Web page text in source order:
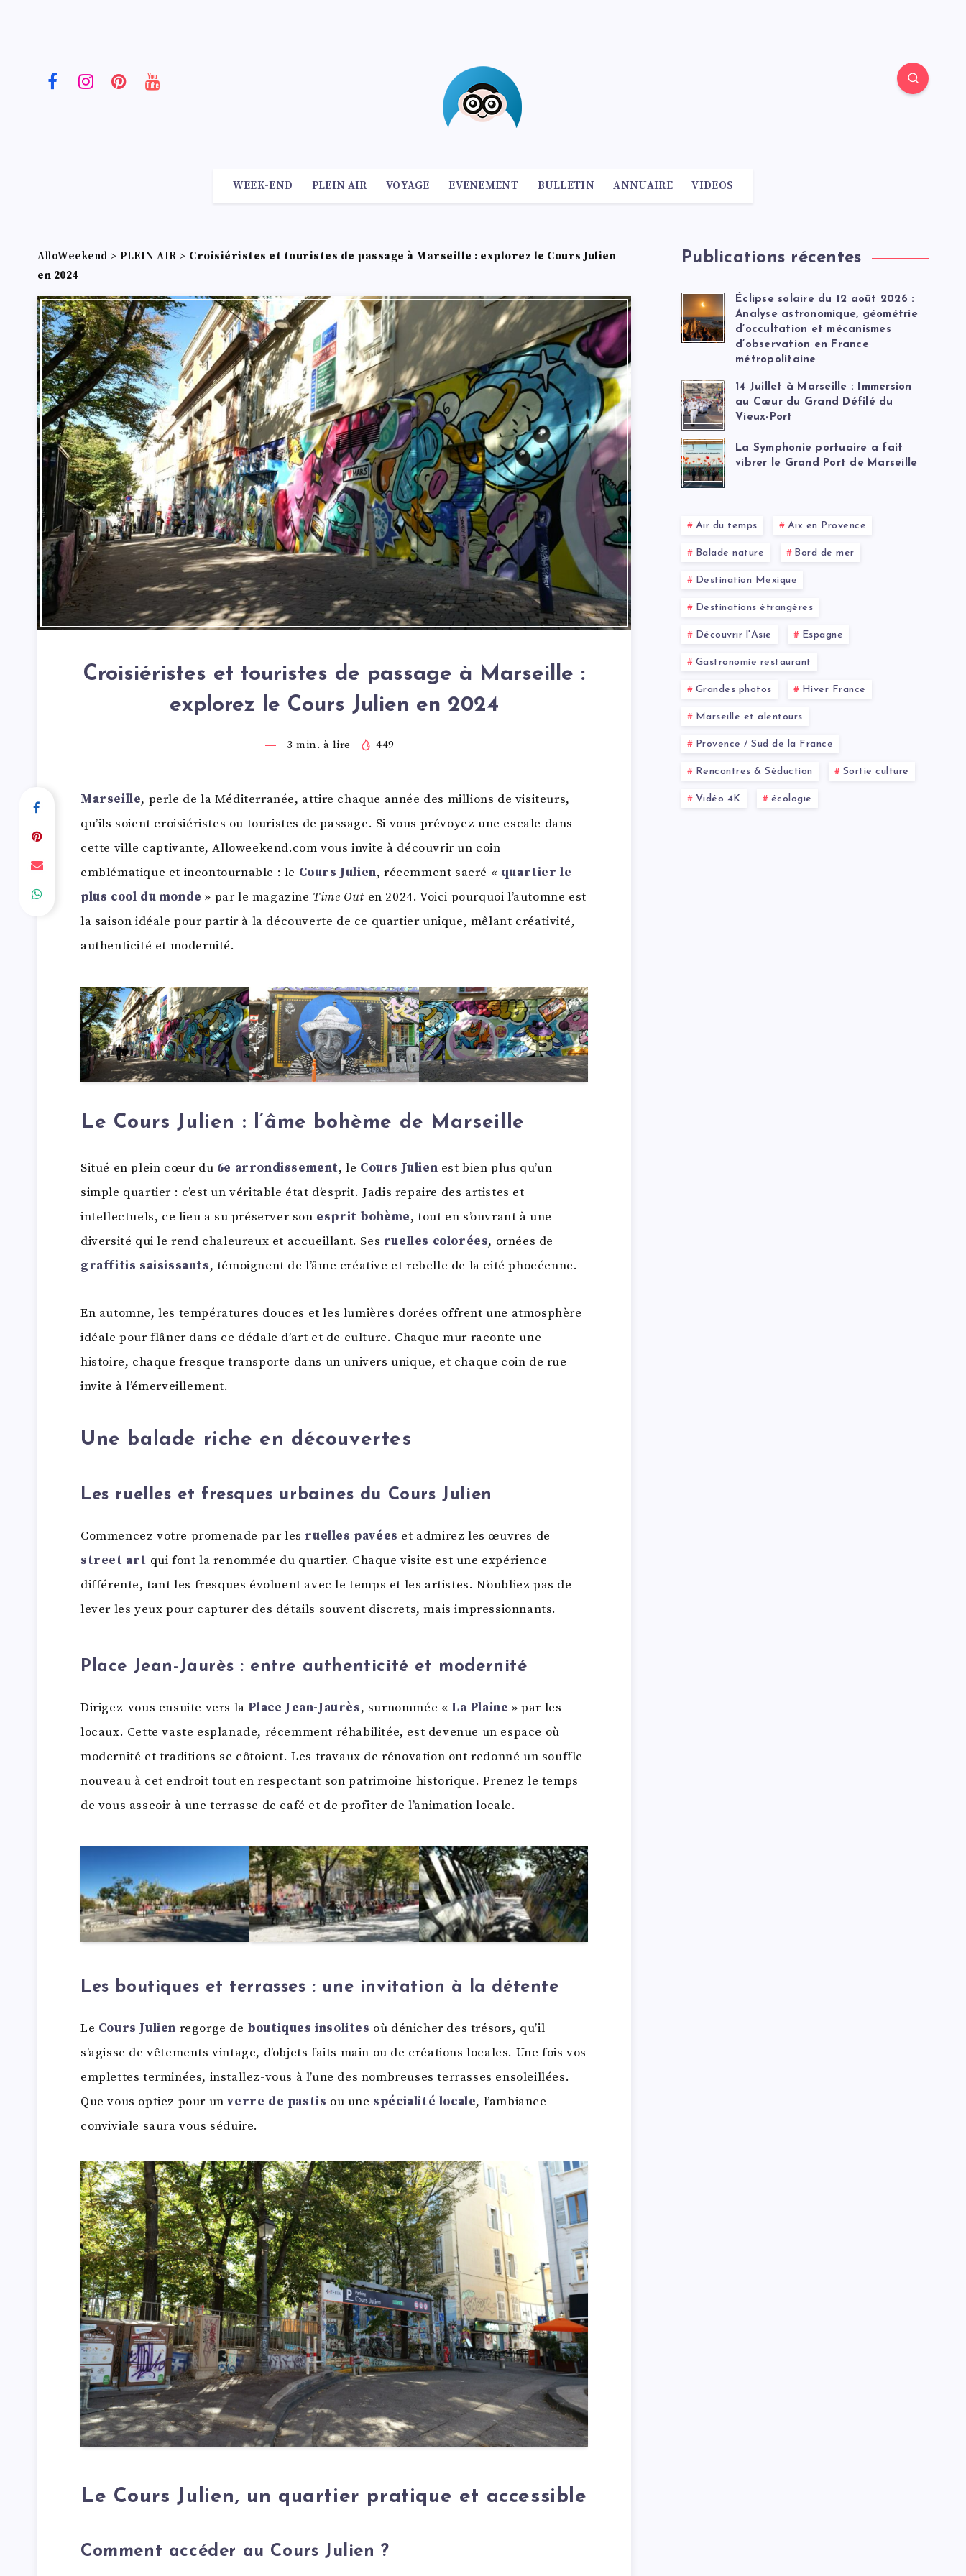
WEEK-END PLEIN AIR VOYAGE EVENEMENT BULLETIN ANNUAIRE VIDEOS
AlloWeekend > PLEIN AIR > Croisiéristes et touristes de passage à Marseille : explorez le Cours Julien
en 2024
Croisiéristes et touristes de passage à Marseille :
explorez le Cours Julien en 2024
3 min. à lire 449
Marseille, perle de la Méditerranée, attire chaque année des millions de visiteurs,
qu’ils soient croisiéristes ou touristes de passage. Si vous prévoyez une escale dans
cette ville captivante, Alloweekend.com vous invite à découvrir un coin
emblématique et incontournable : le Cours Julien, récemment sacré « quartier le
plus cool du monde » par le magazine Time Out en 2024. Voici pourquoi l’automne est
la saison idéale pour partir à la découverte de ce quartier unique, mêlant créativité,
authenticité et modernité.
Le Cours Julien : l’âme bohème de Marseille
Situé en plein cœur du 6e arrondissement, le Cours Julien est bien plus qu’un
simple quartier : c’est un véritable état d’esprit. Jadis repaire des artistes et
intellectuels, ce lieu a su préserver son esprit bohème, tout en s’ouvrant à une
diversité qui le rend chaleureux et accueillant. Ses ruelles colorées, ornées de
graffitis saisissants, témoignent de l’âme créative et rebelle de la cité phocéenne.
En automne, les températures douces et les lumières dorées offrent une atmosphère
idéale pour flâner dans ce dédale d’art et de culture. Chaque mur raconte une
histoire, chaque fresque transporte dans un univers unique, et chaque coin de rue
invite à l’émerveillement.
Une balade riche en découvertes
Les ruelles et fresques urbaines du Cours Julien
Commencez votre promenade par les ruelles pavées et admirez les œuvres de
street art qui font la renommée du quartier. Chaque visite est une expérience
différente, tant les fresques évoluent avec le temps et les artistes. N’oubliez pas de
lever les yeux pour capturer des détails souvent discrets, mais impressionnants.
Place Jean-Jaurès : entre authenticité et modernité
Dirigez-vous ensuite vers la Place Jean-Jaurès, surnommée « La Plaine » par les
locaux. Cette vaste esplanade, récemment réhabilitée, est devenue un espace où
modernité et traditions se côtoient. Les travaux de rénovation ont redonné un souffle
nouveau à cet endroit tout en respectant son patrimoine historique. Prenez le temps
de vous asseoir à une terrasse de café et de profiter de l’animation locale.
Les boutiques et terrasses : une invitation à la détente
Le Cours Julien regorge de boutiques insolites où dénicher des trésors, qu’il
s’agisse de vêtements vintage, d’objets faits main ou de créations locales. Une fois vos
emplettes terminées, installez-vous à l’une des nombreuses terrasses ensoleillées.
Que vous optiez pour unverre de pastis ou une spécialité locale, l’ambiance
conviviale saura vous séduire.
Le Cours Julien, un quartier pratique et accessible
Comment accéder au Cours Julien ?
Publications récentes
Éclipse solaire du 12 août 2026 :
Analyse astronomique, géométrie
d’occultation et mécanismes
d’observation en France
métropolitaine
14 Juillet à Marseille : Immersion
au Cœur du Grand Défilé du
Vieux-Port
La Symphonie portuaire a fait
vibrer le Grand Port de Marseille
Air du temps Aix en Provence
Balade nature Bord de mer
Destination Mexique
Destinations étrangères
Découvrir l'Asie Espagne
Gastronomie restaurant
Grandes photos Hiver France
Marseille et alentours
Provence / Sud de la France
Rencontres & Séduction Sortie culture
Vidéo 4K écologie